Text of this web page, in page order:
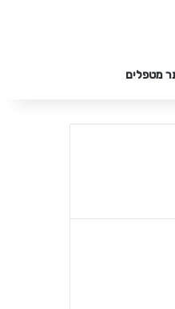
מטפלים